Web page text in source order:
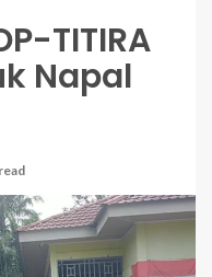
TITIRA
Napal